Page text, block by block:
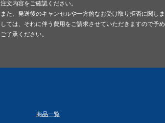
注文内容をご確認ください。
また、発送後のキャンセルや一方的なお受け取り拒否に関しま
しては、それに伴う費用をご請求させていただきますので予め
ご了承ください。
商品一覧